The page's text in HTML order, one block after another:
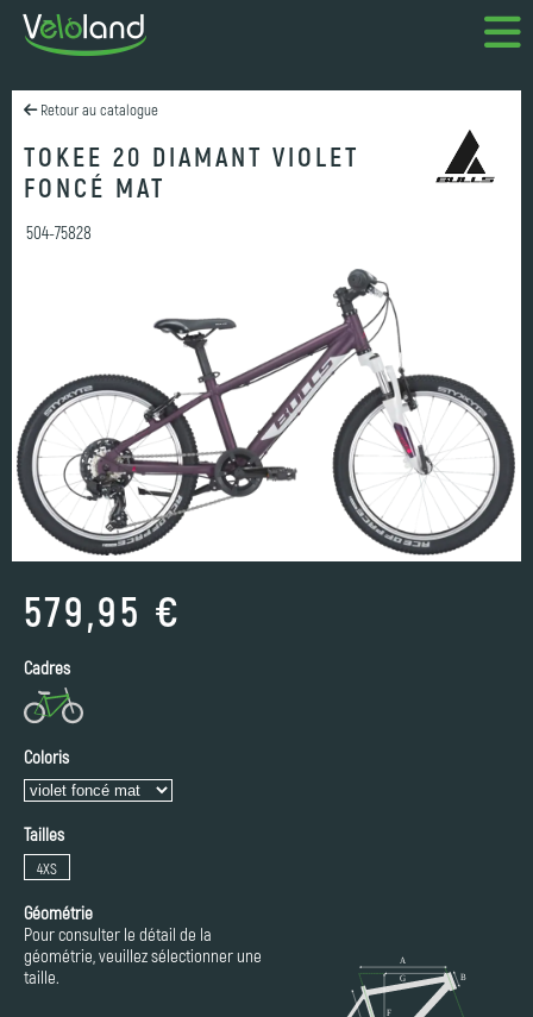
Retour au catalogue
TOKEE 20 DIAMANT VIOLET
FONCÉ MAT
504-75828
579,95 €
Cadres
Coloris
Tailles
4XS
Géométrie
Pour consulter le détail de la
géométrie, veuillez sélectionner une
taille.